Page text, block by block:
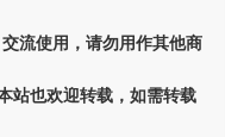
流使用，请勿用作其他商
站也欢迎转载，如需转载